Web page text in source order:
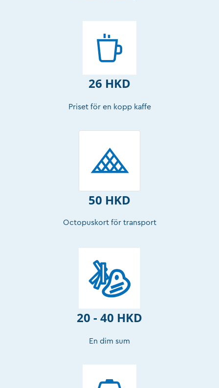
26 HKD
Priset för en kopp kaffe
50 HKD
Octopuskort för transport
20 - 40 HKD
En dim sum